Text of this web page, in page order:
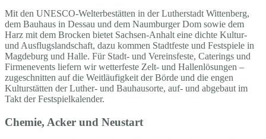
Mit den UNESCO-Welterbestätten in der Lutherstadt Wittenberg,
dem Bauhaus in Dessau und dem Naumburger Dom sowie dem
Harz mit dem Brocken bietet Sachsen-Anhalt eine dichte Kultur-
und Ausflugslandschaft, dazu kommen Stadtfeste und Festspiele in
Magdeburg und Halle. Für Stadt- und Vereinsfeste, Caterings und
Firmenevents liefern wir wetterfeste Zelt- und Hallenlösungen –
zugeschnitten auf die Weitläufigkeit der Börde und die engen
Kulturstätten der Luther- und Bauhausorte, auf- und abgebaut im
Takt der Festspielkalender.
Chemie, Acker und Neustart